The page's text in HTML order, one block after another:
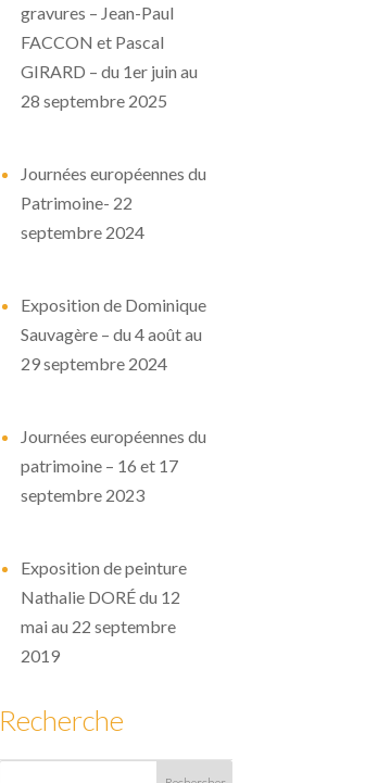
gravures – Jean-Paul
FACCON et Pascal
GIRARD – du 1er juin au
28 septembre 2025
Journées européennes du
Patrimoine- 22
septembre 2024
Exposition de Dominique
Sauvagère – du 4 août au
29 septembre 2024
Journées européennes du
patrimoine – 16 et 17
septembre 2023
Exposition de peinture
Nathalie DORÉ du 12
mai au 22 septembre
2019
Recherche